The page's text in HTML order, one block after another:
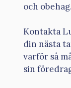
och obehag.
Kontakta
din nästa
varför så
sin